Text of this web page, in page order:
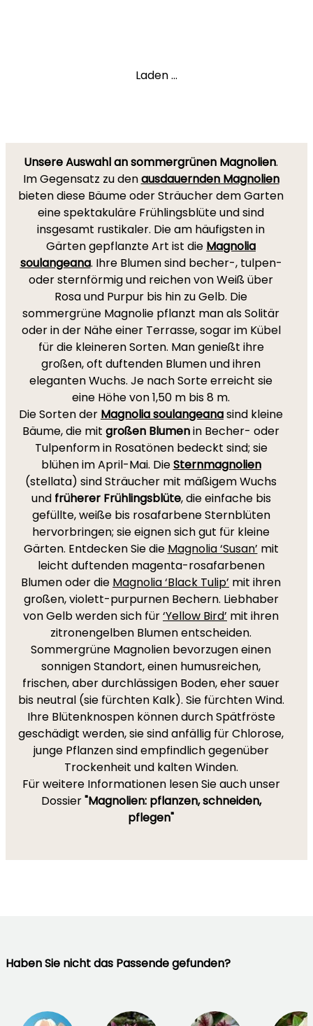
Laden ...
Unsere Auswahl an sommergrünen Magnolien.
Im Gegensatz zu denausdauernden Magnolien
bieten diese Bäume oder Sträucher dem Garten
eine spektakuläre Frühlingsblüte und sind
insgesamt rustikaler. Die am häufigsten in
Gärten gepflanzte Art ist die Magnolia
soulangeana. Ihre Blumen sind becher-, tulpen-
oder sternförmig und reichen von Weiß über
Rosa und Purpur bis hin zu Gelb. Die
sommergrüne Magnolie pflanzt man als Solitär
oder in der Nähe einer Terrasse, sogar im Kübel
für die kleineren Sorten. Man genießt ihre
großen, oft duftenden Blumen und ihren
eleganten Wuchs. Je nach Sorte erreicht sie
eine Höhe von 1,50 m bis 8 m.
Die Sorten der Magnolia soulangeanasind kleine
Bäume, die mit großen Blumenin Becher- oder
Tulpenform in Rosatönen bedeckt sind; sie
blühen im April-Mai. DieSternmagnolien
(stellata) sind Sträucher mit mäßigem Wuchs
und früherer Frühlingsblüte, die einfache bis
gefüllte, weiße bis rosafarbene Sternblüten
hervorbringen; sie eignen sich gut für kleine
Gärten. Entdecken Sie die Magnolia ‘Susan’ mit
leicht duftenden magenta-rosafarbenen
Blumen oder die Magnolia ‘Black Tulip’ mit ihren
großen, violett-purpurnen Bechern. Liebhaber
von Gelb werden sich für‘Yellow Bird’ mit ihren
zitronengelben Blumen entscheiden.
Sommergrüne Magnolien bevorzugen einen
sonnigen Standort, einen humusreichen,
frischen, aber durchlässigen Boden, eher sauer
bis neutral (sie fürchten Kalk). Sie fürchten Wind.
Ihre Blütenknospen können durch Spätfröste
geschädigt werden, sie sind anfällig für Chlorose,
junge Pflanzen sind empfindlich gegenüber
Trockenheit und kalten Winden.
Für weitere Informationen lesen Sie auch unser
Dossier"Magnolien: pflanzen, schneiden,
pflegen"
Haben Sie nicht das Passende gefunden?